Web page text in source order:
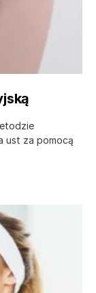
ust za pomocą